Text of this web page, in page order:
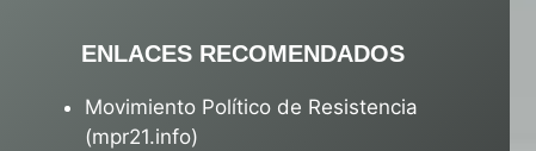
ENLACES RECOMENDADOS
Movimiento Político de Resistencia
(mpr21.info)